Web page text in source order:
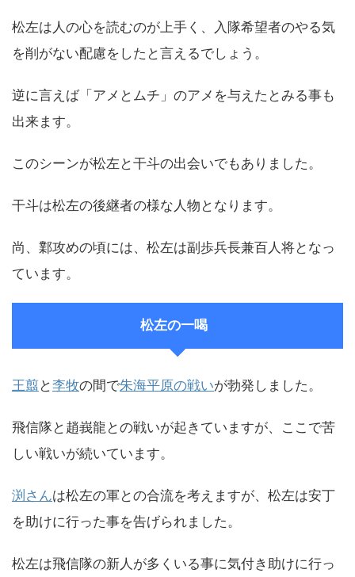
松左は人の心を読むのが上手く、入隊希望者のやる気
を削がない配慮をしたと言えるでしょう。
逆に言えば「アメとムチ」のアメを与えたとみる事も
出来ます。
このシーンが松左と干斗の出会いでもありました。
干斗は松左の後継者の様な人物となります。
尚、鄴攻めの頃には、松左は副歩兵長兼百人将となっ
ています。
松左の一喝
王翦と李牧の間で朱海平原の戦いが勃発しました。
飛信隊と趙峩龍との戦いが起きていますが、ここで苦
しい戦いが続いています。
渕さんは松左の軍との合流を考えますが、松左は安丁
を助けに行った事を告げられました。
松左は飛信隊の新人が多くいる事に気付き助けに行っ